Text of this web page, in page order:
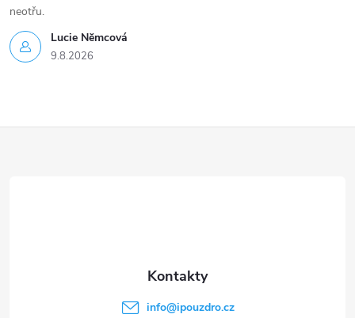
Lucie Nĕmcová
9.8.2026
neotřu.
info@ipouzdro.cz